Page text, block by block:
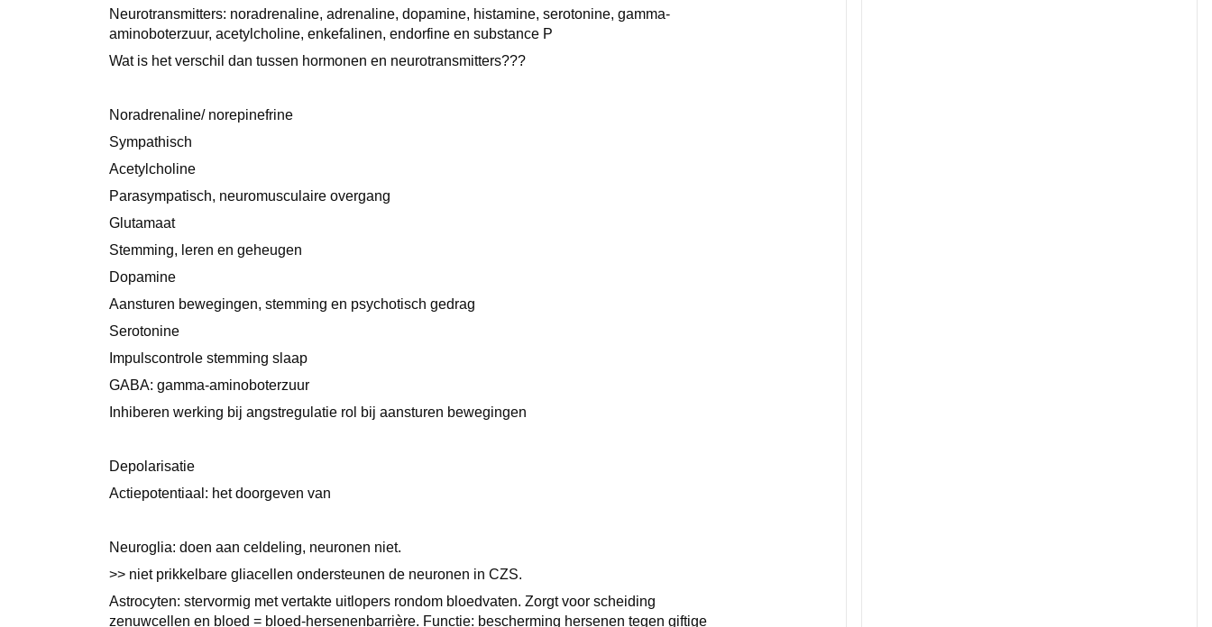
Neurotransmitters: noradrenaline, adrenaline, dopamine, histamine, serotonine, gamma-
aminoboterzuur, acetylcholine, enkefalinen, endorfine en substance P
Wat is het verschil dan tussen hormonen en neurotransmitters???
Noradrenaline/ norepinefrine
Sympathisch
Acetylcholine
Parasympatisch, neuromusculaire overgang
Glutamaat
Stemming, leren en geheugen
Dopamine
Aansturen bewegingen, stemming en psychotisch gedrag
Serotonine
Impulscontrole stemming slaap
GABA: gamma-aminoboterzuur
Inhiberen werking bij angstregulatie rol bij aansturen bewegingen
Depolarisatie
Actiepotentiaal: het doorgeven van
Neuroglia: doen aan celdeling, neuronen niet.
>> niet prikkelbare gliacellen ondersteunen de neuronen in CZS.
Astrocyten: stervormig met vertakte uitlopers rondom bloedvaten. Zorgt voor scheiding
zenuwcellen en bloed = bloed-hersenenbarrière. Functie: bescherming hersenen tegen giftige